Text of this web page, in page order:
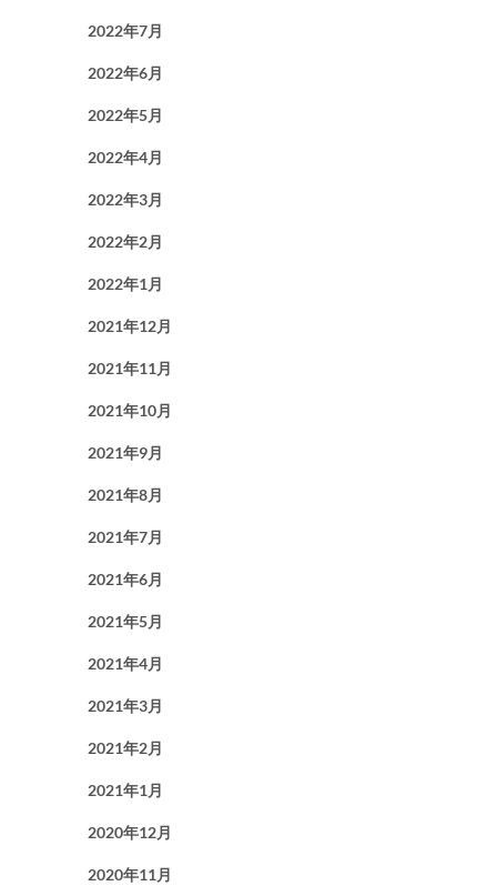
2022年7月
2022年6月
2022年5月
2022年4月
2022年3月
2022年2月
2022年1月
2021年12月
2021年11月
2021年10月
2021年9月
2021年8月
2021年7月
2021年6月
2021年5月
2021年4月
2021年3月
2021年2月
2021年1月
2020年12月
2020年11月